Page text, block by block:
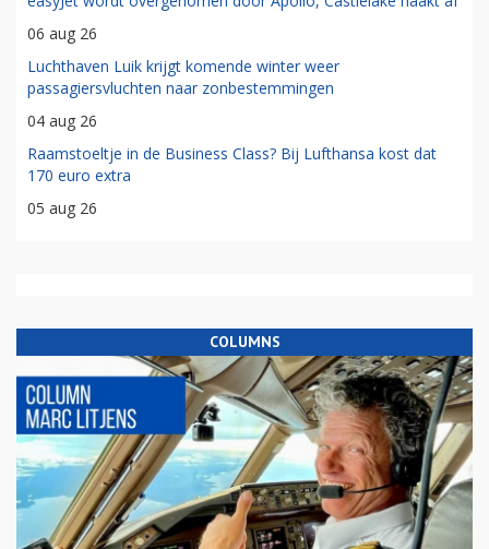
06 aug 26
Luchthaven Luik krijgt komende winter weer
passagiersvluchten naar zonbestemmingen
04 aug 26
Raamstoeltje in de Business Class? Bij Lufthansa kost dat
170 euro extra
05 aug 26
COLUMNS